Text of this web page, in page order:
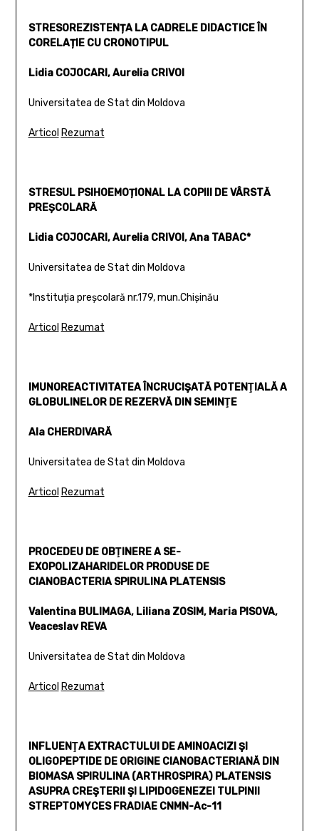
STRESOREZISTENȚA LA CADRELE DIDACTICE ÎN
CORELAȚIE CU CRONOTIPUL
Lidia COJOCARI, Aurelia CRIVOI
Universitatea de Stat din Moldova
Articol Rezumat
STRESUL PSIHOEMOȚIONAL LA COPIII DE VÂRSTĂ
PREȘCOLARĂ
Lidia COJOCARI, Aurelia CRIVOI, Ana TABAC*
Universitatea de Stat din Moldova
*Instituția preșcolară nr.179, mun.Chișinău
Articol Rezumat
IMUNOREACTIVITATEA ÎNCRUCIŞATĂ POTENŢIALĂ A
GLOBULINELOR DE REZERVĂ DIN SEMINŢE
Ala CHERDIVARĂ
Universitatea de Stat din Moldova
Articol Rezumat
PROCEDEU DE OBŢINERE A SE-
EXOPOLIZAHARIDELOR PRODUSE DE
CIANOBACTERIA SPIRULINA PLATENSIS
Valentina BULIMAGA, Liliana ZOSIM, Maria PISOVA,
Veaceslav REVA
Universitatea de Stat din Moldova
Articol Rezumat
INFLUENŢA EXTRACTULUI DE AMINOACIZI ŞI
OLIGOPEPTIDE DE ORIGINE CIANOBACTERIANĂ DIN
BIOMASA SPIRULINA (ARTHROSPIRA) PLATENSIS
ASUPRA CREŞTERII ŞI LIPIDOGENEZEI TULPINII
STREPTOMYCES FRADIAE CNMN-Ac-11